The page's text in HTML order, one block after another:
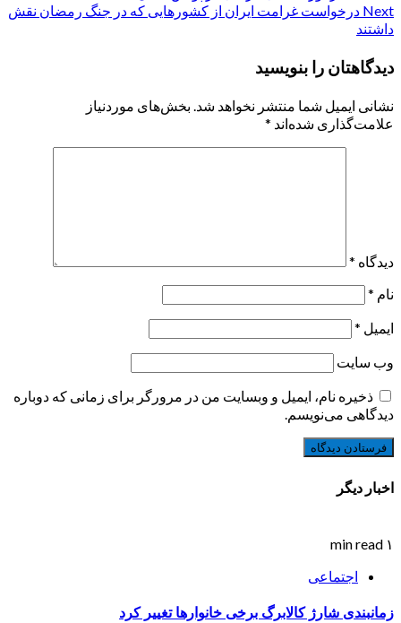
navigation
Next درخواست غرامت ایران از کشورهایی که در جنگ رمضان نقش
داشتند
دیدگاهتان را بنویسید
نشانی ایمیل شما منتشر نخواهد شد. بخش‌های موردنیاز
علامت‌گذاری شده‌اند *
دیدگاه *
نام *
ایمیل *
وب‌ سایت
ذخیره نام، ایمیل و وبسایت من در مرورگر برای زمانی که دوباره
دیدگاهی می‌نویسم.
اخبار دیگر
۱ min read
اجتماعی
زمانبندی شارژ کالابرگ برخی خانوارها تغییر کرد